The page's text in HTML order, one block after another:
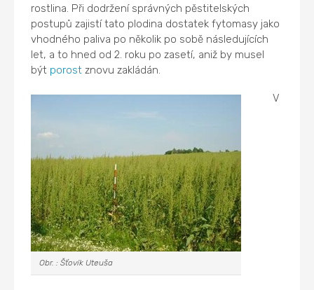
rostlina. Při dodržení správných pěstitelských
postupů zajistí tato plodina dostatek fytomasy jako
vhodného paliva po několik po sobě následujících
let, a to hned od 2. roku po zasetí, aniž by musel
být porost znovu zakládán.
Obr. : Šťovík Uteuša
V